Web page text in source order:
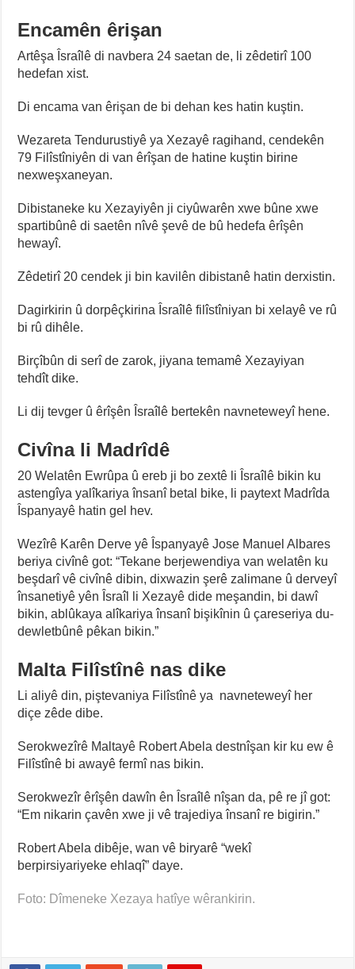
Encamên êrişan
Artêşa Îsraîlê di navbera 24 saetan de, li zêdetirî 100
hedefan xist.
Di encama van êrişan de bi dehan kes hatin kuştin.
Wezareta Tendurustiyê ya Xezayê ragihand, cendekên
79 Filîstîniyên di van êrîşan de hatine kuştin birine
nexweşxaneyan.
Dibistaneke ku Xezayiyên ji ciyûwarên xwe bûne xwe
spartibûnê di saetên nîvê şevê de bû hedefa êrîşên
hewayî.
Zêdetirî 20 cendek ji bin kavilên dibistanê hatin derxistin.
Dagirkirin û dorpêçkirina Îsraîlê filîstîniyan bi xelayê ve rû
bi rû dihêle.
Birçîbûn di serî de zarok, jiyana temamê Xezayiyan
tehdît dike.
Li dij tevger û êrîşên Îsraîlê bertekên navneteweyî hene.
Civîna li Madrîdê
20 Welatên Ewrûpa û ereb ji bo zextê li Îsraîlê bikin ku
astengîya yalîkariya însanî betal bike, li paytext Madrîda
Îspanyayê hatin gel hev.
Wezîrê Karên Derve yê Îspanyayê Jose Manuel Albares
beriya civînê got: “Tekane berjewendiya van welatên ku
beşdarî vê civînê dibin, dixwazin şerê zalimane û derveyî
însanetiyê yên Îsraîl li Xezayê dide meşandin, bi dawî
bikin, ablûkaya alîkariya însanî bişikînin û çareseriya du-
dewletbûnê pêkan bikin.”
Malta Filîstînê nas dike
Li aliyê din, piştevaniya Filîstînê ya navneteweyî her
diçe zêde dibe.
Serokwezîrê Maltayê Robert Abela destnîşan kir ku ew ê
Filîstînê bi awayê fermî nas bikin.
Serokwezîr êrîşên dawîn ên Îsraîlê nîşan da, pê re jî got:
“Em nikarin çavên xwe ji vê trajediya însanî re bigirin.”
Robert Abela dibêje, wan vê biryarê “wekî
berpirsiyariyeke ehlaqî” daye.
Foto: Dîmeneke Xezaya hatîye wêrankirin.